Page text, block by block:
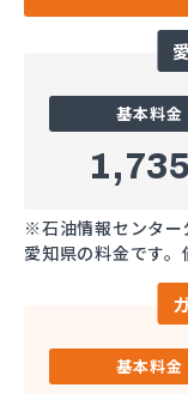
基本料金
1,735
※石油情報センタ
愛知県の料金です。
基本料金